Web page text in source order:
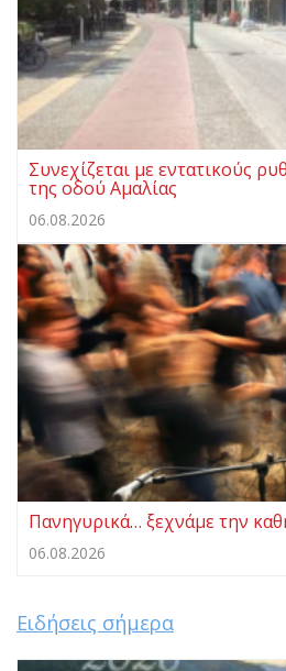
Συνεχίζεται με εντατικούς
της οδού Αμαλίας
06.08.2026
Πανηγυρικά… ξεχνάμε την
06.08.2026
Ειδήσεις σήμερα